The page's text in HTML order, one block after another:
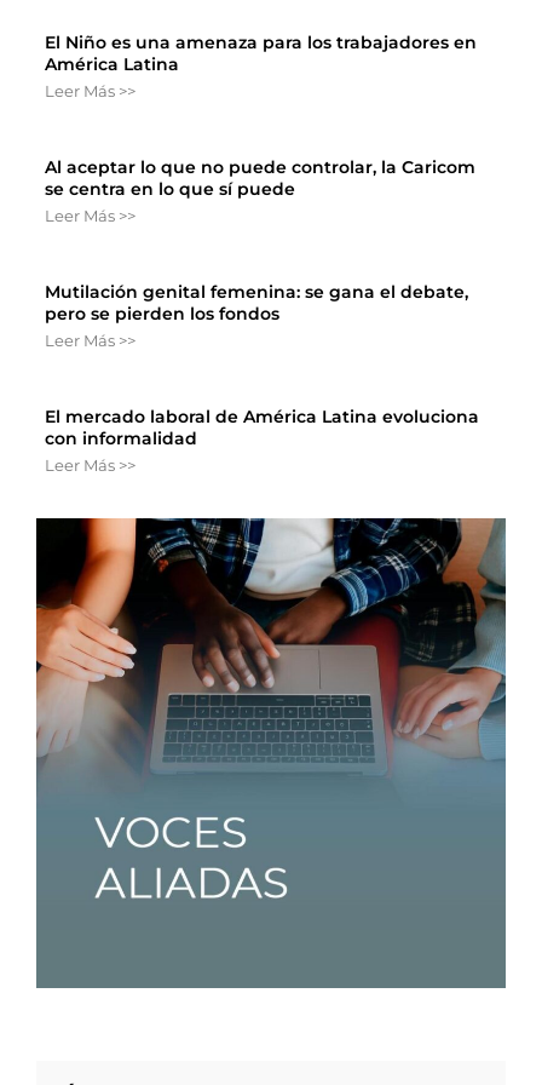
El Niño es una amenaza para los trabajadores en
América Latina
Leer Más >>
Al aceptar lo que no puede controlar, la Caricom
se centra en lo que sí puede
Leer Más >>
Mutilación genital femenina: se gana el debate,
pero se pierden los fondos
Leer Más >>
El mercado laboral de América Latina evoluciona
con informalidad
Leer Más >>